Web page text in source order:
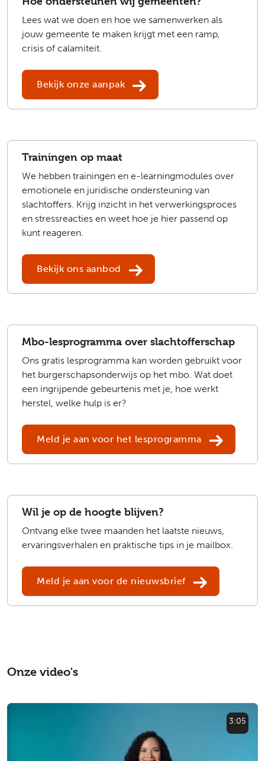
Lees wat we doen en hoe we samenwerken als
jouw gemeente te maken krijgt met een ramp,
crisis of calamiteit.
Bekijk onze aanpak
Trainingen op maat
We hebben trainingen en e-learningmodules over
emotionele en juridische ondersteuning van
slachtoffers. Krijg inzicht in het verwerkingsproces
en stressreacties en weet hoe je hier passend op
kunt reageren.
Bekijk ons aanbod
Mbo-lesprogramma over slachtofferschap
Ons gratis lesprogramma kan worden gebruikt voor
het burgerschapsonderwijs op het mbo. Wat doet
een ingrijpende gebeurtenis met je, hoe werkt
herstel, welke hulp is er?
Meld je aan voor het lesprogramma
Wil je op de hoogte blijven?
Ontvang elke twee maanden het laatste nieuws,
ervaringsverhalen en praktische tips in je mailbox.
Meld je aan voor de nieuwsbrief
Onze video's
3:05